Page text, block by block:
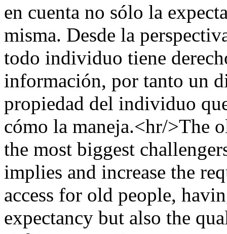
en cuenta no sólo la
misma. Desde la
todo individuo tiene
información, por tanto un
propiedad del individuo
cómo la maneja.<hr/>The
the most biggest
implies and increase the
access for old people,
expectancy but also the